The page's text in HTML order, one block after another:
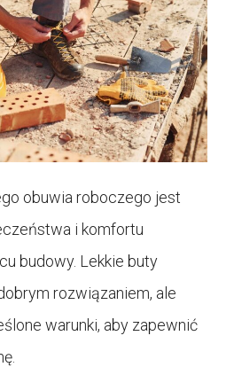
obuwia roboczego jest
i komfortu
budowy. Lekkie buty
rozwiązaniem, ale
warunki, aby zapewnić